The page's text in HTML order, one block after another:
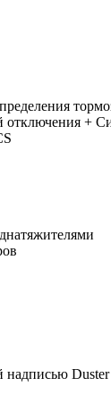
отключения
надписью Duster